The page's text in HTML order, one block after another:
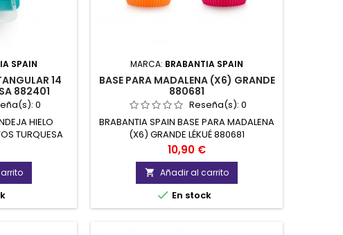
SPAIN
14
882401
0
HIELO
TURQUESA
MARCA: BRABANTIA SPAIN
BASE PARA MADALENA (X6) GRANDE
880681
Reseña(s): 0
BRABANTIA SPAIN BASE PARA MADALENA
(X6) GRANDE LÉKUÉ 880681
Precio
10,90 €
 Añadir al carrito
 En stock